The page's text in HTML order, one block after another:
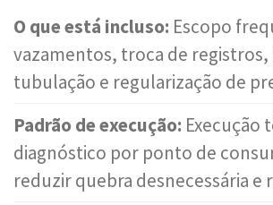
O que está incluso: Escopo
vazamentos, troca de
tubulação e regularização de
Padrão de execução: Execução
diagnóstico por ponto de
reduzir quebra desnecessária e